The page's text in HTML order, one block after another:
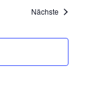
Nächste